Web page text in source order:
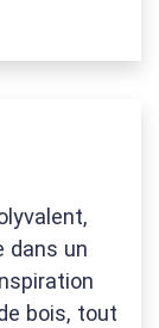
dans un
bois, tout